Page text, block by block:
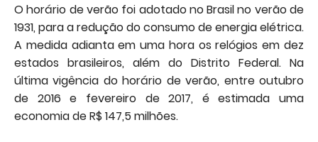
O horário de verão foi adotado no Brasil no verão de
1931, para a redução do consumo de energia elétrica.
A medida adianta em uma hora os relógios em dez
estados brasileiros, além do Distrito Federal. Na
última vigência do horário de verão, entre outubro
de 2016 e fevereiro de 2017, é estimada uma
economia de R$ 147,5 milhões.